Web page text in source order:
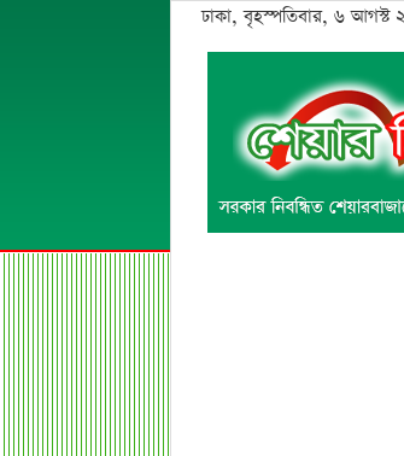
ঢাকা, বৃহস্পতিবার, ৬ আগস্ট